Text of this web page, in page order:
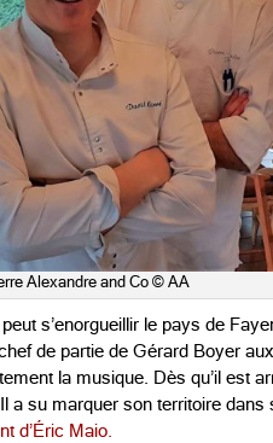
Alexandre and Co © AA
s’enorgueillir le pays de
de partie de Gérard Boyer
la musique. Dès qu’il est
a su marquer son territoire
d’Éric Maio.